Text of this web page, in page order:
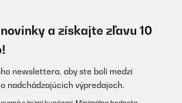
OVERENÁ KONTROLA
a získajte zľavu 10
newslettera, aby ste boli medzi
nadchádzajúcich výpredajoch.